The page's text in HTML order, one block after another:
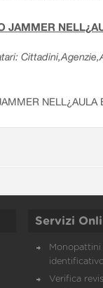
JAMMER
NELL¿AULA
Servizi
Monopattini
Verifica